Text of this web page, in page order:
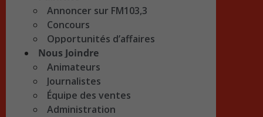
Annoncer sur FM103,3
Concours
Opportunités d’affaires
Nous Joindre
Animateurs
Journalistes
Équipe des ventes
Administration